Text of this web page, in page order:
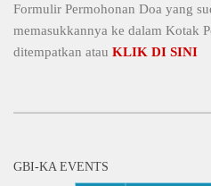
Formulir Permohonan Doa yang
memasukkannya ke dalam Kotak
ditempatkan atau KLIK DI SINI
GBI-KA EVENTS